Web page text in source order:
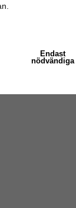
Endast
nödvändiga